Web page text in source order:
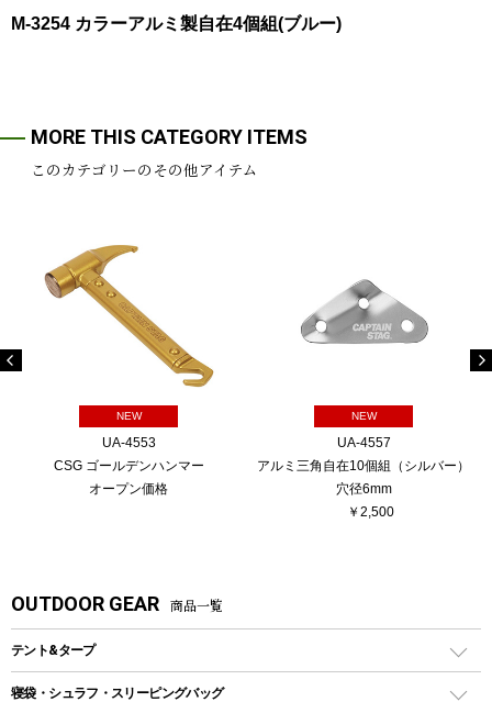
M-3254 カラーアルミ製自在4個組(ブルー)
MORE THIS CATEGORY ITEMS
このカテゴリーのその他アイテム
NEW
UA-4553
CSG ゴールデンハンマー
オープン価格
NEW
UA-4557
アルミ三角自在10個組（シルバー）
穴径6mm
￥2,500
OUTDOOR GEAR 商品一覧
テント&タープ
テント
寝袋・シュラフ・スリーピングバッグ